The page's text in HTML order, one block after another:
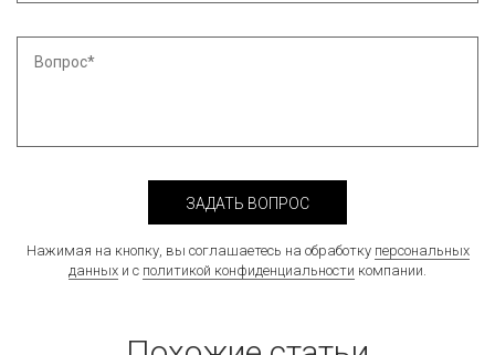
ЗАДАТЬ ВОПРОС
Нажимая на кнопку, вы соглашаетесь на обработку персональных
данных и с политикой конфиденциальности компании.